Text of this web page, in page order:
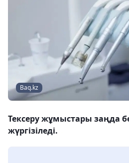
Baq.kz
Тексеру жұмыстары заңда
жүргізіледі.